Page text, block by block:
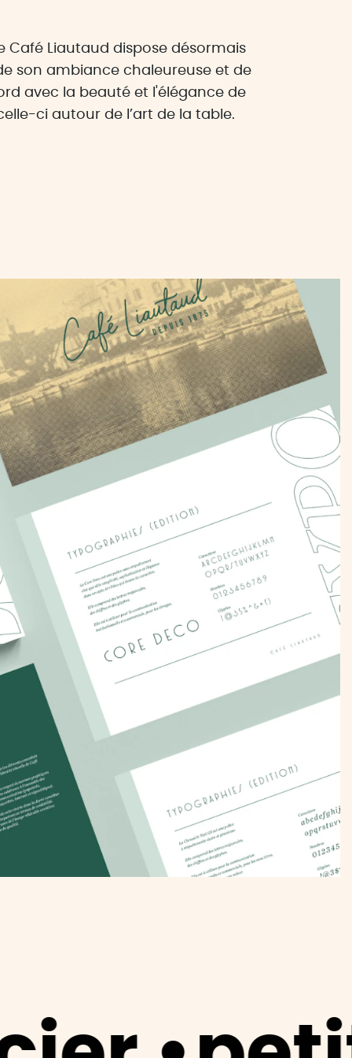
Liautaud dispose désormais
son ambiance chaleureuse et de
avec la beauté et l'élégance de
ci autour de l’art de la table.